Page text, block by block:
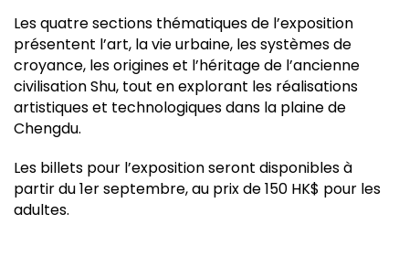
Les quatre sections thématiques de l’exposition
présentent l’art, la vie urbaine, les systèmes de
croyance, les origines et l’héritage de l’ancienne
civilisation Shu, tout en explorant les réalisations
artistiques et technologiques dans la plaine de
Chengdu.
Les billets pour l’exposition seront disponibles à
partir du 1er septembre, au prix de 150 HK$ pour les
adultes.